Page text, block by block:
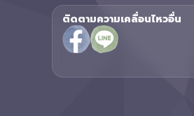
ติดตามความเคลื่อนไหวอื่น